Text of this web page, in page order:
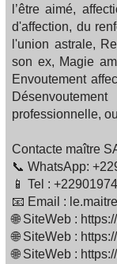
l’être aimé,
d'affection, du
l'union astrale,
son ex, Magie
Envoutement
professionnelle,
Contacte maître
📞 WhatsApp:
📱 Tel :
📧 Email :
🌐 SiteWeb :
🌐 SiteWeb :
🌐 SiteWeb :